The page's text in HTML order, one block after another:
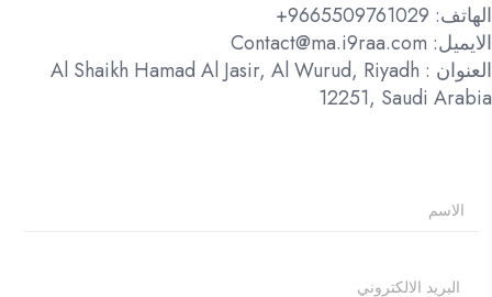
الهاتف: 9665509761029+
الايميل: Contact@ma.i9raa.com
العنوان : Al Shaikh Hamad Al Jasir, Al Wurud, Riyadh
12251, Saudi Arabia